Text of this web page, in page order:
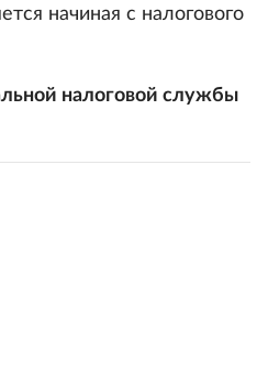
начиная с налогового
налоговой службы